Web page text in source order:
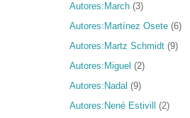
Autores:March (3)
Autores:Martínez Osete (6)
Autores:Martz Schmidt (9)
Autores:Miguel (2)
Autores:Nadal (9)
Autores:Nené Estivill
(2)